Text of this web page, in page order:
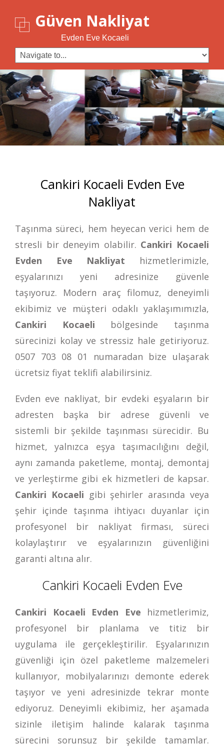
Güven Nakliyat
Evden Eve Kocaeli
Cankiri Kocaeli Evden Eve
Nakliyat
Taşınma süreci, hem heyecan verici hem de
stresli bir deneyim olabilir. Cankiri Kocaeli
Evden Eve Nakliyat hizmetlerimizle,
eşyalarınızı yeni adresinize güvenle
taşıyoruz. Modern araç filomuz, deneyimli
ekibimiz ve müşteri odaklı yaklaşımımızla,
Cankiri Kocaeli bölgesinde taşınma
sürecinizi kolay ve stressiz hale getiriyoruz.
0507 703 08 01
numaradan bize ulaşarak
ücretsiz fiyat teklifi alabilirsiniz.
Evden eve nakliyat, bir evdeki eşyaların bir
adresten başka bir adrese güvenli ve
sistemli bir şekilde taşınması sürecidir. Bu
hizmet, yalnızca eşya taşımacılığını değil,
aynı zamanda paketleme, montaj, demontaj
ve yerleştirme gibi ek hizmetleri de kapsar.
Cankiri Kocaeli gibi şehirler arasında veya
şehir içinde taşınma ihtiyacı duyanlar için
profesyonel bir nakliyat firması, süreci
kolaylaştırır ve eşyalarınızın güvenliğini
garanti altına alır.
Cankiri Kocaeli Evden Eve
Cankiri Kocaeli Evden Eve hizmetlerimiz,
profesyonel bir planlama ve titiz bir
uygulama ile gerçekleştirilir. Eşyalarınızın
güvenliği için özel paketleme malzemeleri
kullanıyor, mobilyalarınızı demonte ederek
taşıyor ve yeni adresinizde tekrar monte
ediyoruz. Deneyimli ekibimiz, her aşamada
sizinle iletişim halinde kalarak taşınma
sürecini sorunsuz bir şekilde tamamlar.